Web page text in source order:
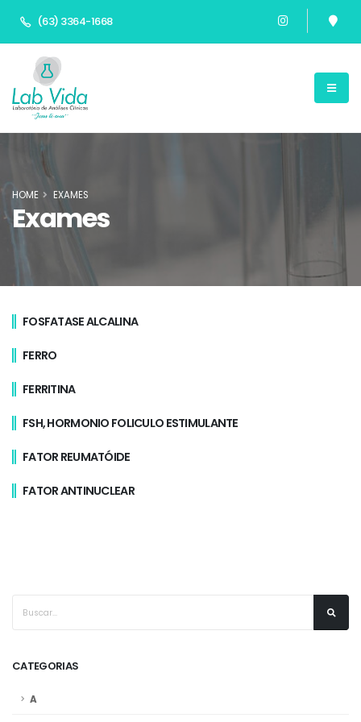
(63) 3364-1668
Exames
HOME EXAMES
FOSFATASE ALCALINA
FERRO
FERRITINA
FSH, HORMONIO FOLICULO ESTIMULANTE
FATOR REUMATÓIDE
FATOR ANTINUCLEAR
CATEGORIAS
A